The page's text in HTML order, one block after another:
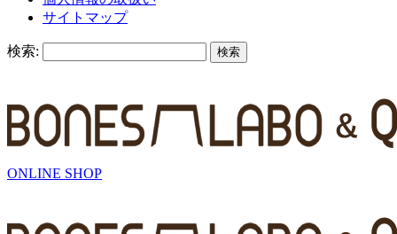
サイトマップ
検索:
ONLINE SHOP